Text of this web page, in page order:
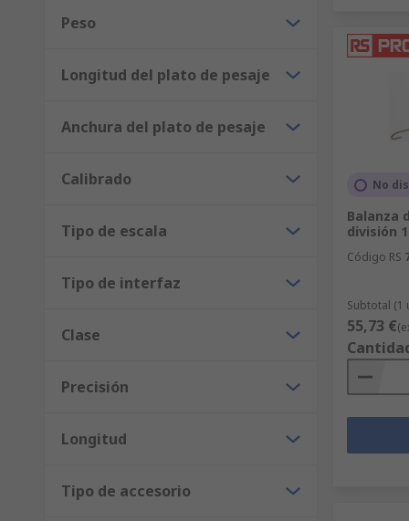
Peso
Longitud del plato de pesaje
Anchura del plato de pesaje
Calibrado
Tipo de escala
Tipo de interfaz
Clase
Precisión
Longitud
Tipo de accesorio
No
Balanza
división
Código RS
Subtotal (1
55,73 €